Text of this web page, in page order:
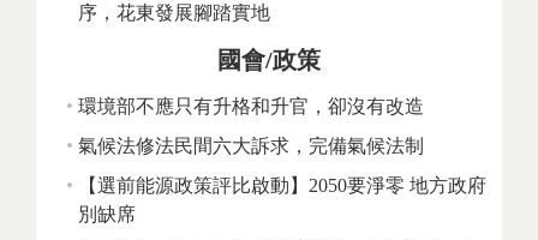
序，花東發展腳踏實地
國會/政策
環境部不應只有升格和升官，卻沒有改造
氣候法修法民間六大訴求，完備氣候法制
【選前能源政策評比啟動】2050要淨零 地方政府
別缺席